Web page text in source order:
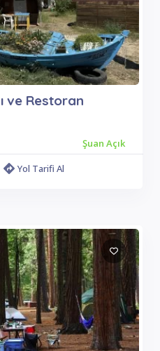
ve Restoran
Şuan Açık
Yol Tarifi Al